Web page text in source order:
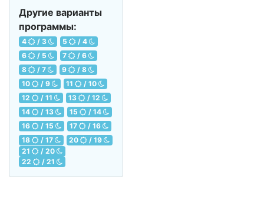
Другие варианты
программы:
4 / 3 5
/ 4
6
/ 5 7
/ 6
8
/ 7 9
/ 8
10
/ 9 11
/ 10
12
/ 11 13
/ 12
14
/ 13 15
/ 14
16
/ 15 17
/ 16
18
/ 17 20
/ 19
21
/ 20
22
/ 21